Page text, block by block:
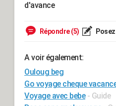
d'avance
Répondre (5)
A voir également:
Ouloug beg
Go voyage cheque
Voyage avec bebe - Guide